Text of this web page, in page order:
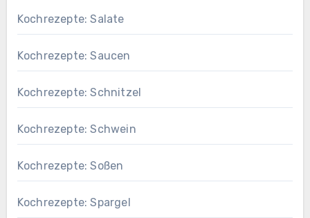
Kochrezepte: Salate
Kochrezepte: Saucen
Kochrezepte: Schnitzel
Kochrezepte: Schwein
Kochrezepte: Soßen
Kochrezepte: Spargel